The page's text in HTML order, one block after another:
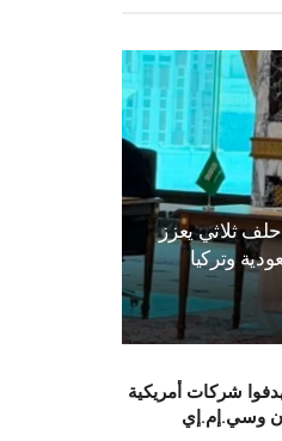
ثلاثي يعزز
وتركيا
شركات أمريكية
وسي.إم.إي